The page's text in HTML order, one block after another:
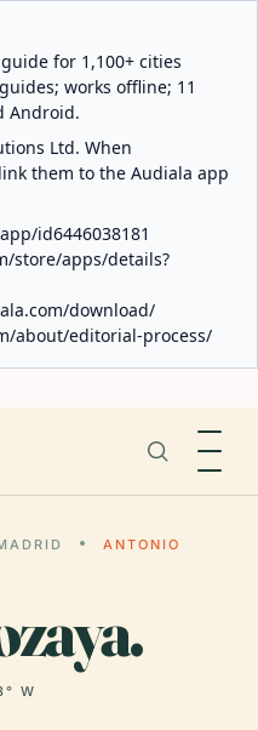
for 1,100+ cities
works offline; 11
Android.
Ltd. When
them to the Audiala app
id6446038181
store/apps/details?
download/
about/editorial-process/
ANTONIO
W